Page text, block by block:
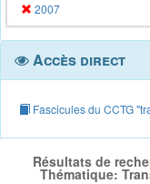
2007
Accès direct
Fascicules du CCTG
Résultats de
Thématique: